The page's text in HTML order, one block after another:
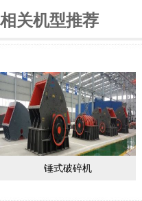
相关机型推荐
锤式破碎机